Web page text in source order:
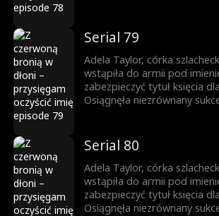
brat ją zabił.
jako księżniczka. Wtedy
drogę zemsty...
Serial 79
Adela Taylor, córka
wstąpiła do armii pod
zabezpieczyć tytuł księcia
Osiągnęła niezrównany
brat ją zabił.
jako księżniczka. Wtedy
drogę zemsty...
Serial 80
Adela Taylor, córka
wstąpiła do armii pod
zabezpieczyć tytuł księcia
Osiągnęła niezrównany